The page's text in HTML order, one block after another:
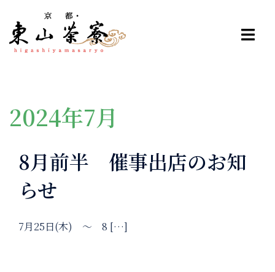
2024年7月
8月前半 催事出店のお知
らせ
7月25日(木) ～ 8 […]